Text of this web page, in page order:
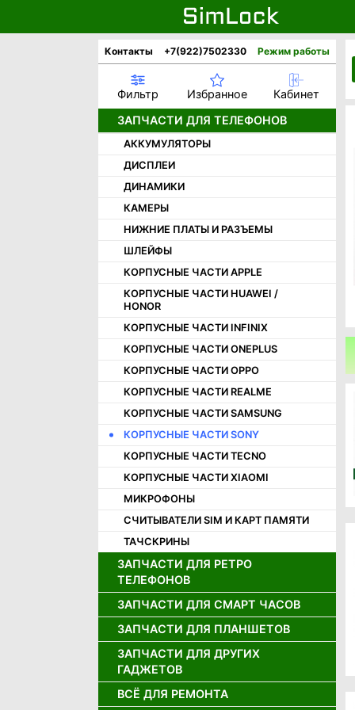
Контакты +7(922)7502330 Режим работы
Фильтр Избранное
Кабинет
ЗАПЧАСТИ ДЛЯ ТЕЛЕФОНОВ
АККУМУЛЯТОРЫ
ДИСПЛЕИ
ДИНАМИКИ
КАМЕРЫ
НИЖНИЕ ПЛАТЫ И РАЗЪЕМЫ
ШЛЕЙФЫ
КОРПУСНЫЕ ЧАСТИ APPLE
КОРПУСНЫЕ ЧАСТИ HUAWEI /
HONOR
КОРПУСНЫЕ ЧАСТИ INFINIX
КОРПУСНЫЕ ЧАСТИ ONEPLUS
КОРПУСНЫЕ ЧАСТИ OPPO
КОРПУСНЫЕ ЧАСТИ REALME
КОРПУСНЫЕ ЧАСТИ SAMSUNG
КОРПУСНЫЕ ЧАСТИ SONY
КОРПУСНЫЕ ЧАСТИ TECNO
КОРПУСНЫЕ ЧАСТИ XIAOMI
МИКРОФОНЫ
СЧИТЫВАТЕЛИ SIM И КАРТ ПАМЯТИ
ТАЧСКРИНЫ
ЗАПЧАСТИ ДЛЯ РЕТРО
ТЕЛЕФОНОВ
ДЖОЙСТИКИ ДЛЯ РЕТРО
ТЕЛЕФОНОВ
ДИНАМИКИ ДЛЯ РЕТРО
ТЕЛЕФОНОВ
ДИСПЛЕИ ДЛЯ РЕТРО ТЕЛЕФОНОВ
ЗАРЯДНЫЕ УСТРОЙСТВА
ЗАПЧАСТИ ДЛЯ СМАРТ ЧАСОВ
ДИСПЛЕИ ДЛЯ СМАРТ ЧАСОВ
АККУМУЛЯТОРЫ ДЛЯ СМАРТ
ЧАСОВ
ЗАПЧАСТИ ДЛЯ ПЛАНШЕТОВ
АККУМУЛЯТОРЫ ДЛЯ ПЛАНШЕТОВ
ДИСПЛЕИ И ТАЧСКРИНЫ ДЛЯ
ПЛАНШЕТОВ
ЗАПЧАСТИ ДЛЯ ДРУГИХ
ГАДЖЕТОВ
ЗАПЧАСТИ ДЛЯ ИГРОВЫХ
ПРИСТАВОК
ВСЁ ДЛЯ РЕМОНТА